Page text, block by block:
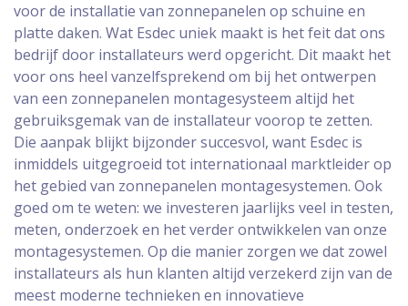
voor de installatie van zonnepanelen op schuine en
platte daken. Wat Esdec uniek maakt is het feit dat ons
bedrijf door installateurs werd opgericht. Dit maakt het
voor ons heel vanzelfsprekend om bij het ontwerpen
van een zonnepanelen montagesysteem altijd het
gebruiksgemak van de installateur voorop te zetten.
Die aanpak blijkt bijzonder succesvol, want Esdec is
inmiddels uitgegroeid tot internationaal marktleider op
het gebied van zonnepanelen montagesystemen. Ook
goed om te weten: we investeren jaarlijks veel in testen,
meten, onderzoek en het verder ontwikkelen van onze
montagesystemen. Op die manier zorgen we dat zowel
installateurs als hun klanten altijd verzekerd zijn van de
meest moderne technieken en innovatieve